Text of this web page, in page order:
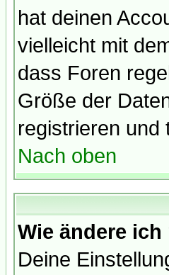
hat deinen
vielleicht mit
dass Foren
Größe der
registrieren und
Nach oben
Wie ändere
Deine